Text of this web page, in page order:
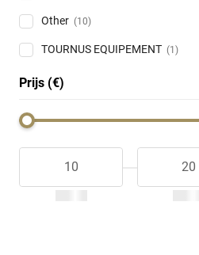
Other (10)
TOURNUS EQUIPEMENT (1)
Prijs (€)